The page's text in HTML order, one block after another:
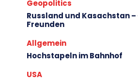
Geopolitics
Russland und Kasachstan
Freunden
Allgemein
Hochstapeln im Bahnhof
USA